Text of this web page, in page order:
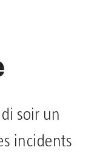
soir un
incidents